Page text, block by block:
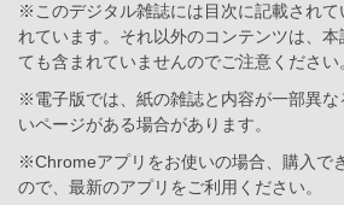
※このデジタル雑誌には目次に記載されて
れています。それ以外のコンテンツは、
ても含まれていませんのでご注意ください
※電子版では、紙の雑誌と内容が一部異な
いページがある場合があります。
※Chromeアプリをお使いの場合、購入で
ので、最新のアプリをご利用ください。